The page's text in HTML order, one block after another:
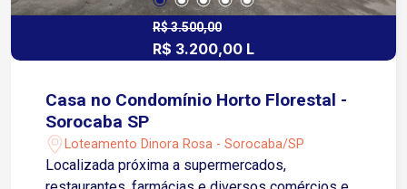
R$ 3.500,00
R$ 3.200,00 L
Casa no Condomínio Horto Florestal -
Sorocaba SP
Loteamento Dinora Rosa - Sorocaba/SP
Localizada próxima a supermercados,